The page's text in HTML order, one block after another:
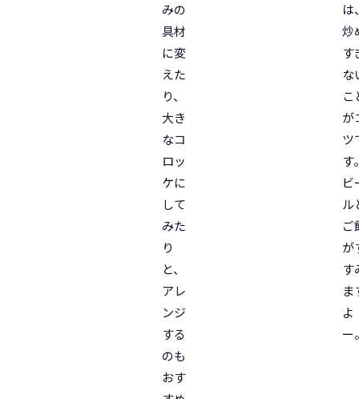
みの
具材
に変
えた
り、
大き
なコ
ロッ
ケに
して
みた
り
と、
アレ
ンジ
する
のも
おす
は
炒
す
な
こ
が
ツ
す
ビ
ル
ご
が
す
ま
よ
ー